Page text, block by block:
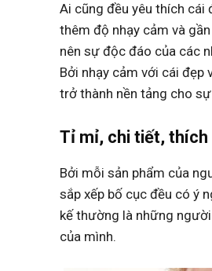
Ai cũng đều yêu thích cái
thêm độ nhạy cảm và
nên sự độc đáo của các
Bởi nhạy cảm với cái đẹp
trở thành nền tảng cho
Tỉ mỉ, chi tiết, thích
Bởi mỗi sản phẩm của
sắp xếp bố cục đều có ý
kế thường là những
của mình.